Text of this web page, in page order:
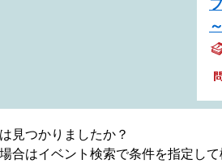
～
見つかりましたか？
合はイベント検索で条件を指定して